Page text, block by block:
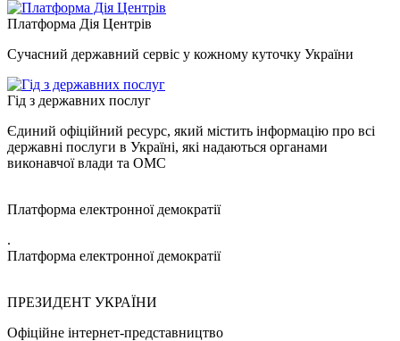
Платформа Дія Центрів
Сучасний державний сервіс у кожному куточку України
Гід з державних послуг
Єдиний офіційний ресурс, який містить інформацію про всі
державні послуги в Україні, які надаються органами
виконавчої влади та ОМС
Платформа електронної демократії
.
Платформа електронної демократії
ПРЕЗИДЕНТ УКРАЇНИ
Офіційне інтернет-представництво